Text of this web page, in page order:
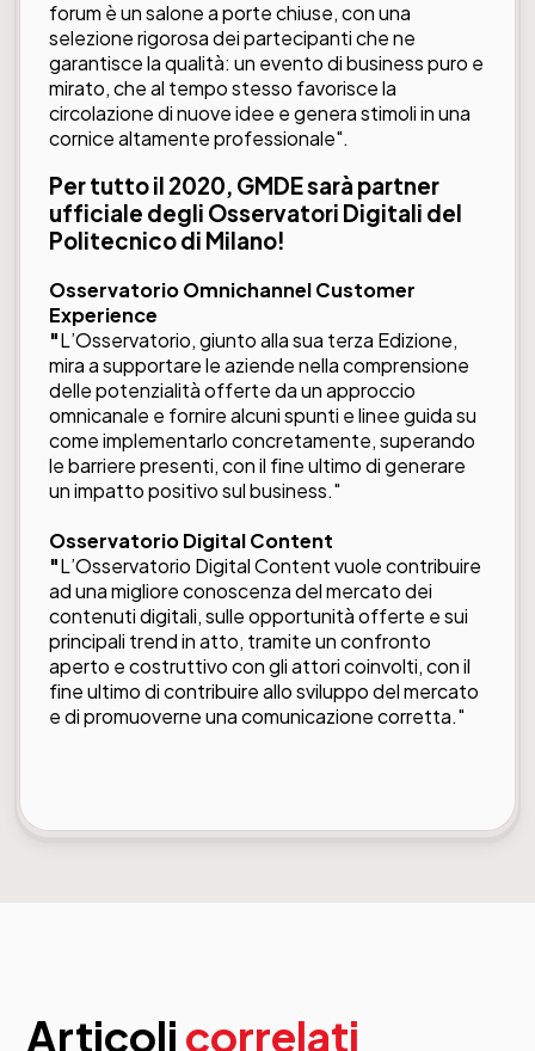
forum è un salone a porte chiuse, con una
selezione rigorosa dei partecipanti che ne
garantisce la qualità: un evento di business puro e
mirato, che al tempo stesso favorisce la
circolazione di nuove idee e genera stimoli in una
cornice altamente professionale".
Per tutto il 2020, GMDE sarà partner
ufficiale degli Osservatori Digitali del
Politecnico di Milano!
Osservatorio Omnichannel Customer
Experience
"L’Osservatorio, giunto alla sua terza Edizione,
mira a supportare le aziende nella comprensione
delle potenzialità offerte da un approccio
omnicanale e fornire alcuni spunti e linee guida su
come implementarlo concretamente, superando
le barriere presenti, con il fine ultimo di generare
un impatto positivo sul business."
Osservatorio Digital Content
"L’Osservatorio Digital Content vuole contribuire
ad una migliore conoscenza del mercato dei
contenuti digitali, sulle opportunità offerte e sui
principali trend in atto, tramite un confronto
aperto e costruttivo con gli attori coinvolti, con il
fine ultimo di contribuire allo sviluppo del mercato
e di promuoverne una comunicazione corretta."
Articoli correlati